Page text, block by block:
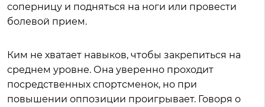
соперницу и подняться на ноги или провести
болевой прием.
Ким не хватает навыков, чтобы закрепиться на
среднем уровне. Она уверенно проходит
посредственных спортсменок, но при
повышении оппозиции проигрывает. Говоря о